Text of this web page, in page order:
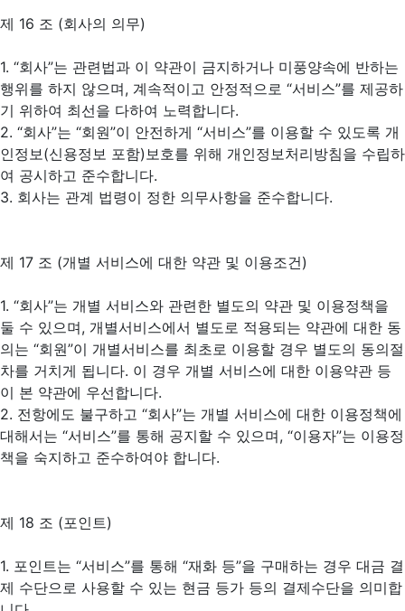
제 16 조 (회사의 의무)
1. “회사”는 관련법과 이 약관이 금지하거나 미풍양속에 반하는
행위를 하지 않으며, 계속적이고 안정적으로 “서비스”를 제공하
기 위하여 최선을 다하여 노력합니다.
2. “회사”는 “회원”이 안전하게 “서비스”를 이용할 수 있도록 개
인정보(신용정보 포함)보호를 위해 개인정보처리방침을 수립하
여 공시하고 준수합니다.
3. 회사는 관계 법령이 정한 의무사항을 준수합니다.
제 17 조 (개별 서비스에 대한 약관 및 이용조건)
1. “회사”는 개별 서비스와 관련한 별도의 약관 및 이용정책을
둘 수 있으며, 개별서비스에서 별도로 적용되는 약관에 대한 동
의는 “회원”이 개별서비스를 최초로 이용할 경우 별도의 동의절
차를 거치게 됩니다. 이 경우 개별 서비스에 대한 이용약관 등
이 본 약관에 우선합니다.
2. 전항에도 불구하고 “회사”는 개별 서비스에 대한 이용정책에
대해서는 “서비스”를 통해 공지할 수 있으며, “이용자”는 이용정
책을 숙지하고 준수하여야 합니다.
제 18 조 (포인트)
1. 포인트는 “서비스”를 통해 “재화 등”을 구매하는 경우 대금 결
제 수단으로 사용할 수 있는 현금 등가 등의 결제수단을 의미합